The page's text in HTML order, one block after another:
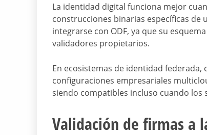
La identidad digital funciona mejor
construcciones binarias específicas
integrarse con ODF, ya que su
validadores propietarios.
En ecosistemas de identidad
configuraciones empresariales
siendo compatibles incluso cuando los
Validación de firmas a